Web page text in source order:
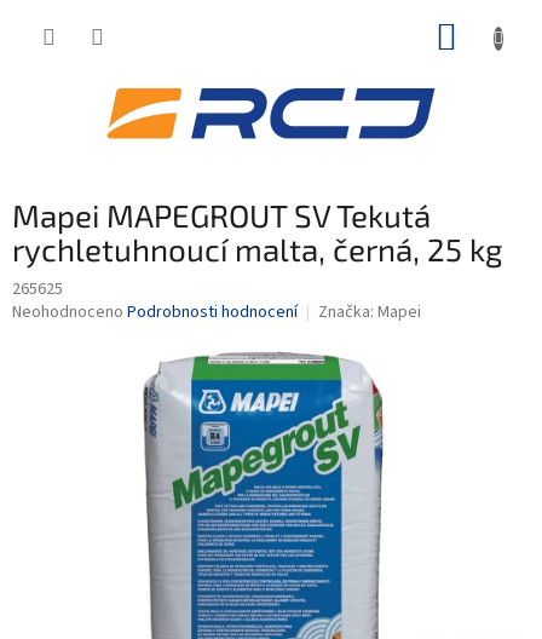
Mapei MAPEGROUT SV Tekutá
rychletuhnoucí malta, černá, 25 kg
265625
Průměrné
Neohodnoceno Podrobnosti hodnocení Značka: Mapei